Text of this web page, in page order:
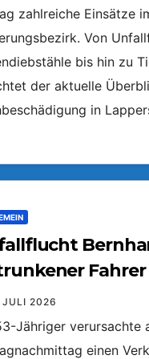
zahlreiche Einsätze
Von
bis hin zu
der aktuelle
in
JULI 2026
Jähriger verursachte
einen